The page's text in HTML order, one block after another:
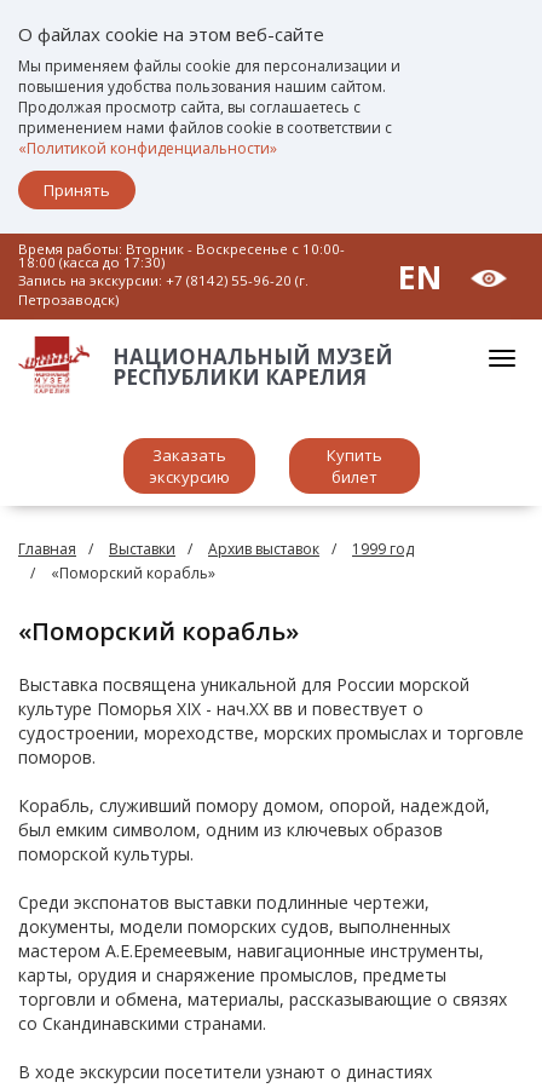
О файлах cookie на этом веб-сайте
Мы применяем файлы cookie для персонализации и
повышения удобства пользования нашим сайтом.
Продолжая просмотр сайта, вы соглашаетесь с
применением нами файлов cookie в соответствии с
«Политикой конфиденциальности»
Принять
Время работы: Вторник - Воскресенье c 10:00-
18:00 (касса до 17:30)
Запись на экскурсии: +7 (8142) 55-96-20 (г.
Петрозаводск)
EN
НАЦИОНАЛЬНЫЙ МУЗЕЙ
РЕСПУБЛИКИ КАРЕЛИЯ
Заказать
экскурсию
Купить
билет
Главная Выставки Архив выставок
1999 год
«Поморский корабль»
«Поморский корабль»
Выставка посвящена уникальной для России морской
культуре Поморья XIX - нач.XX вв и повествует о
судостроении, мореходстве, морских промыслах и торговле
поморов.
Корабль, служивший помору домом, опорой, надеждой,
был емким символом, одним из ключевых образов
поморской культуры.
Среди экспонатов выставки подлинные чертежи,
документы, модели поморских судов, выполненных
мастером А.Е.Еремеевым, навигационные инструменты,
карты, орудия и снаряжение промыслов, предметы
торговли и обмена, материалы, рассказывающие о связях
со Скандинавскими странами.
В ходе экскурсии посетители узнают о династиях